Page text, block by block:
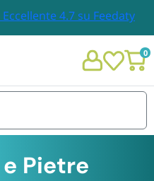
0
Pietre